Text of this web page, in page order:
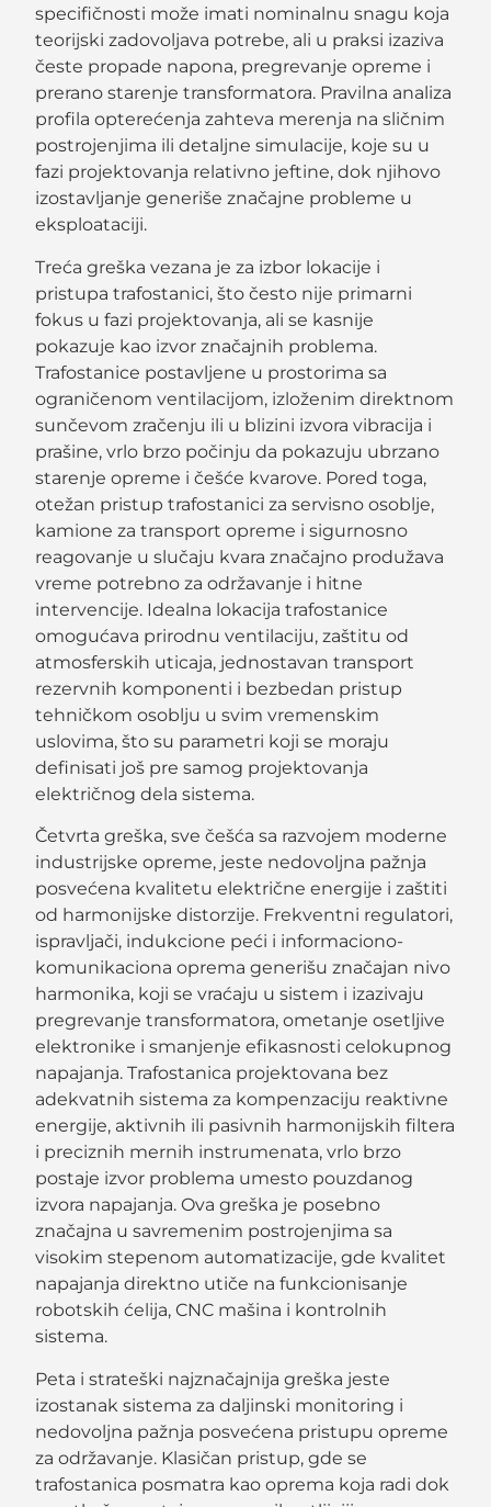
specifičnosti može imati nominalnu snagu koja
teorijski zadovoljava potrebe, ali u praksi izaziva
česte propade napona, pregrevanje opreme i
prerano starenje transformatora. Pravilna analiza
profila opterećenja zahteva merenja na sličnim
postrojenjima ili detaljne simulacije, koje su u
fazi projektovanja relativno jeftine, dok njihovo
izostavljanje generiše značajne probleme u
eksploataciji.
Treća greška vezana je za izbor lokacije i
pristupa trafostanici, što često nije primarni
fokus u fazi projektovanja, ali se kasnije
pokazuje kao izvor značajnih problema.
Trafostanice postavljene u prostorima sa
ograničenom ventilacijom, izloženim direktnom
sunčevom zračenju ili u blizini izvora vibracija i
prašine, vrlo brzo počinju da pokazuju ubrzano
starenje opreme i češće kvarove. Pored toga,
otežan pristup trafostanici za servisno osoblje,
kamione za transport opreme i sigurnosno
reagovanje u slučaju kvara značajno produžava
vreme potrebno za održavanje i hitne
intervencije. Idealna lokacija trafostanice
omogućava prirodnu ventilaciju, zaštitu od
atmosferskih uticaja, jednostavan transport
rezervnih komponenti i bezbedan pristup
tehničkom osoblju u svim vremenskim
uslovima, što su parametri koji se moraju
definisati još pre samog projektovanja
električnog dela sistema.
Četvrta greška, sve češća sa razvojem moderne
industrijske opreme, jeste nedovoljna pažnja
posvećena kvalitetu električne energije i zaštiti
od harmonijske distorzije. Frekventni regulatori,
ispravljači, indukcione peći i informaciono-
komunikaciona oprema generišu značajan nivo
harmonika, koji se vraćaju u sistem i izazivaju
pregrevanje transformatora, ometanje osetljive
elektronike i smanjenje efikasnosti celokupnog
napajanja. Trafostanica projektovana bez
adekvatnih sistema za kompenzaciju reaktivne
energije, aktivnih ili pasivnih harmonijskih filtera
i preciznih mernih instrumenata, vrlo brzo
postaje izvor problema umesto pouzdanog
izvora napajanja. Ova greška je posebno
značajna u savremenim postrojenjima sa
visokim stepenom automatizacije, gde kvalitet
napajanja direktno utiče na funkcionisanje
robotskih ćelija, CNC mašina i kontrolnih
sistema.
Peta i strateški najznačajnija greška jeste
izostanak sistema za daljinski monitoring i
nedovoljna pažnja posvećena pristupu opreme
za održavanje. Klasičan pristup, gde se
trafostanica posmatra kao oprema koja radi dok